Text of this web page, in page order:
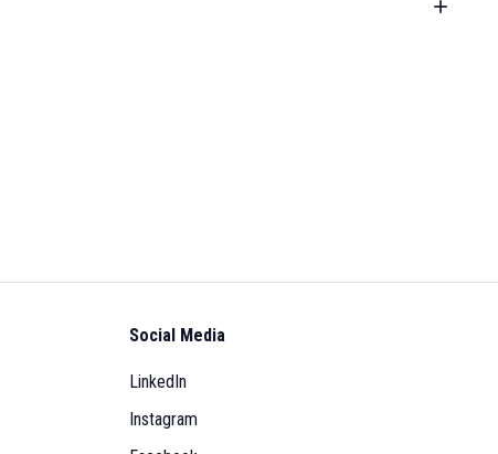
Social Media
LinkedIn
Instagram